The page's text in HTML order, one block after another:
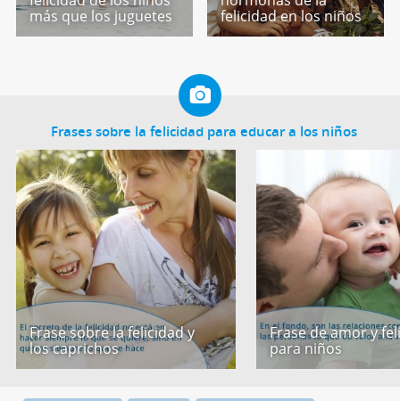
más que los juguetes
felicidad en los niños
Frases sobre la felicidad para educar a los niños
Frase sobre la felicidad y
los caprichos
Frase de amor y
para niños